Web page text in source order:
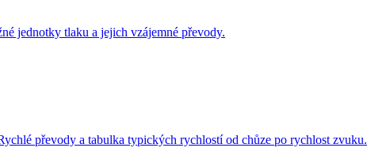
jednotky tlaku a jejich vzájemné převody.
převody a tabulka typických rychlostí od chůze po rychlost zvuku.